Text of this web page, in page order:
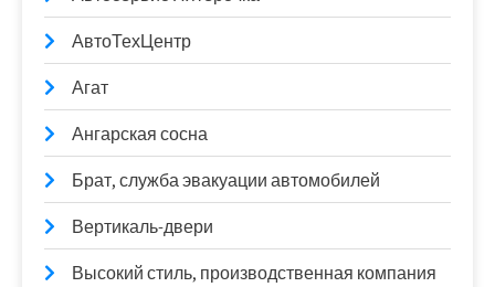
АвтоТехЦентр
Агат
Ангарская сосна
Брат, служба эвакуации автомобилей
Вертикаль-двери
Высокий стиль, производственная компания